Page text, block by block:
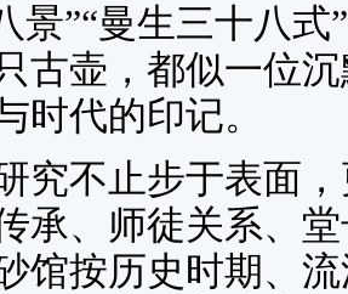
景”“曼生三十八
古壶，都似一位
时代的印记。
不止步于表面，
承、师徒关系、
馆按历史时期、